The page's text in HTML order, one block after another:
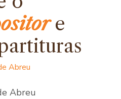
e
Abreu